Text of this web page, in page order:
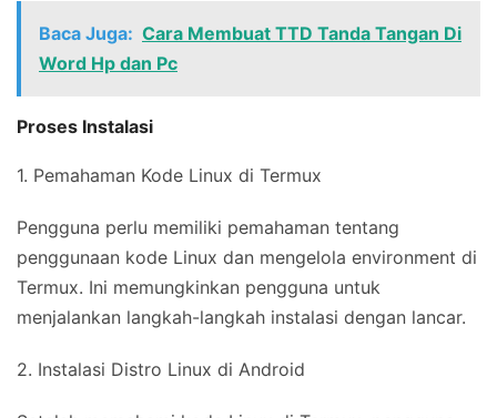
Baca Juga: Cara Membuat TTD Tanda Tangan Di
Word Hp dan Pc
Proses Instalasi
1. Pemahaman Kode Linux di Termux
Pengguna perlu memiliki pemahaman tentang
penggunaan kode Linux dan mengelola environment di
Termux. Ini memungkinkan pengguna untuk
menjalankan langkah-langkah instalasi dengan lancar.
2. Instalasi Distro Linux di Android